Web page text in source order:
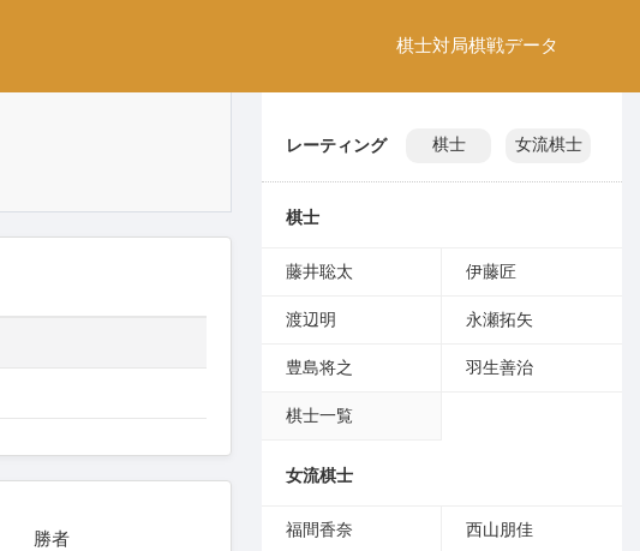
棋士対局棋戦データ
勝者
レーティング 棋士 女流棋士
棋士
藤井聡太 伊藤匠
渡辺明 永瀬拓矢
豊島将之 羽生善治
棋士一覧
女流棋士
福間香奈 西山朋佳